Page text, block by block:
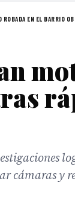
ROBADA EN EL BARRIO
cámaras y